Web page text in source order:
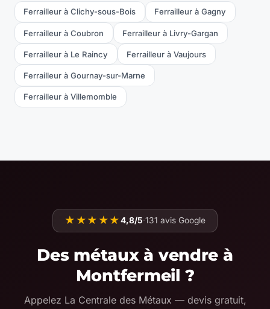
Ferrailleur à Clichy-sous-Bois Ferrailleur à Gagny
Ferrailleur à Coubron Ferrailleur à Livry-Gargan
Ferrailleur à Le Raincy Ferrailleur à Vaujours
Ferrailleur à Gournay-sur-Marne
Ferrailleur à Villemomble
★★★★★4,8/5·131 avis Google
Des métaux à vendre à
Montfermeil ?
Appelez La Centrale des Métaux — devis gratuit,